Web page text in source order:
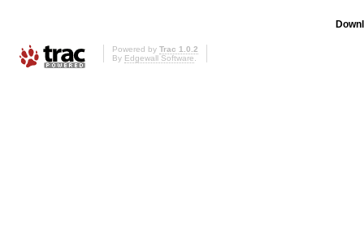
Powered by Trac 1.0.2
By Edgewall Software.